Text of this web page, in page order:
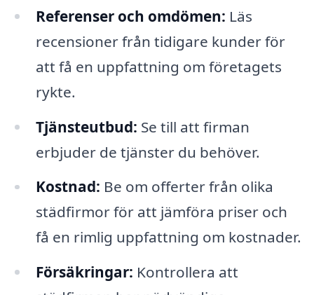
Referenser och omdömen: Läs
recensioner från tidigare kunder för
att få en uppfattning om företagets
rykte.
Tjänsteutbud: Se till att firman
erbjuder de tjänster du behöver.
Kostnad: Be om offerter från olika
städfirmor för att jämföra priser och
få en rimlig uppfattning om kostnader.
Försäkringar: Kontrollera att